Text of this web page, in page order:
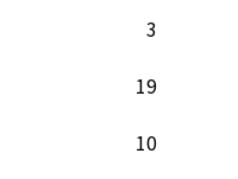
3
19
10